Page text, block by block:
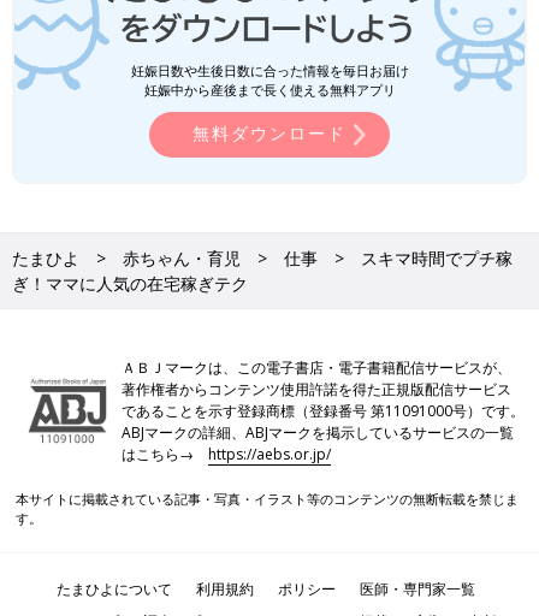
妊娠日数や生後日数に合った情報を毎日お届け
妊娠中から産後まで長く使える無料アプリ
無料ダウンロード
たまひよ 赤ちゃん・育児 仕事
スキマ時間でプチ稼
ぎ！ママに人気の在宅稼ぎテク
ＡＢＪマークは、この電子書店・電子書籍配信サービスが、
著作権者からコンテンツ使用許諾を得た正規版配信サービス
であることを示す登録商標（登録番号 第11091000号）です。
ABJマークの詳細、ABJマークを掲示しているサービスの一覧
はこちら→https://aebs.or.jp/
本サイトに掲載されている記事・写真・イラスト等のコンテンツの無断転載を禁じま
す。
たまひよについて 利用規約 ポリシー
医師・専門家一覧